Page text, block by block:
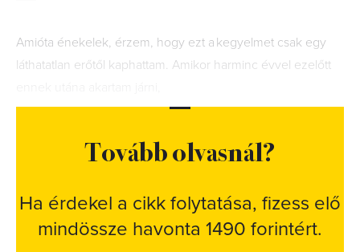
Amióta énekelek, érzem, hogy ezt a kegyelmet csak egy
láthatatlan erőtől kaphattam. Amikor harminc évvel ezelőtt
Tovább olvasnál?
Ha érdekel a cikk folytatása, fizess elő
mindössze havonta 1490 forintért.